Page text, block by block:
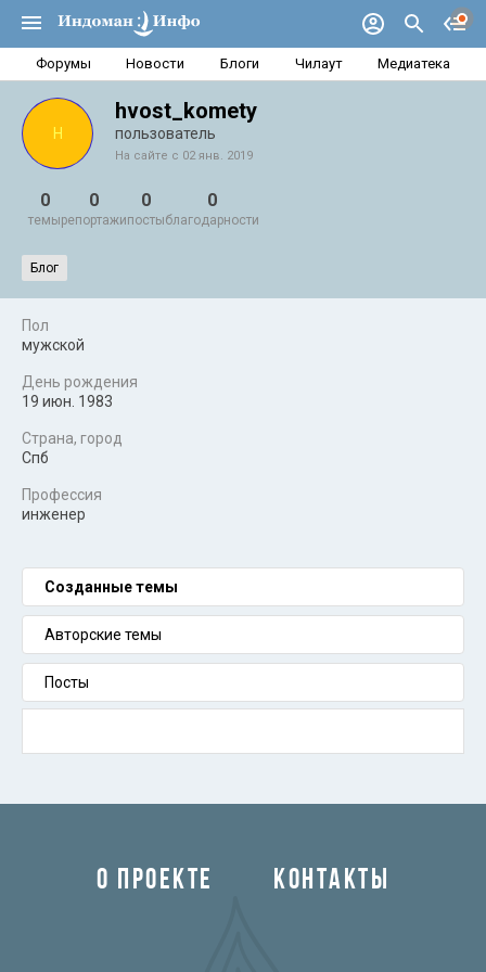
Форумы Новости Блоги Чилаут Медиатека
H
hvost_komety
пользователь
На сайте с 02 янв. 2019
0
темы
0
репортажи
0
посты
0
благодарности
Блог
Пол
мужской
День рождения
19 июн. 1983
Страна, город
Спб
Профессия
инженер
Созданные темы
Авторские темы
Посты
О ПРОЕКТЕ КОНТАКТЫ